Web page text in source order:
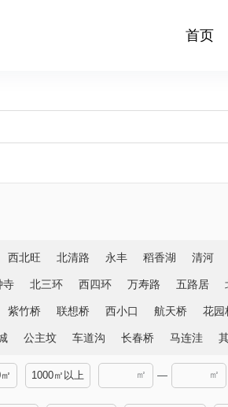
首页
西北旺 北清路 永丰 稻香湖 清河
寺 北三环 西四环 万寿路 五路居
紫竹桥 联想桥 西小口 航天桥 花园
公主坟 车道沟 长春桥 马连洼
1000㎡以上 ㎡ — ㎡